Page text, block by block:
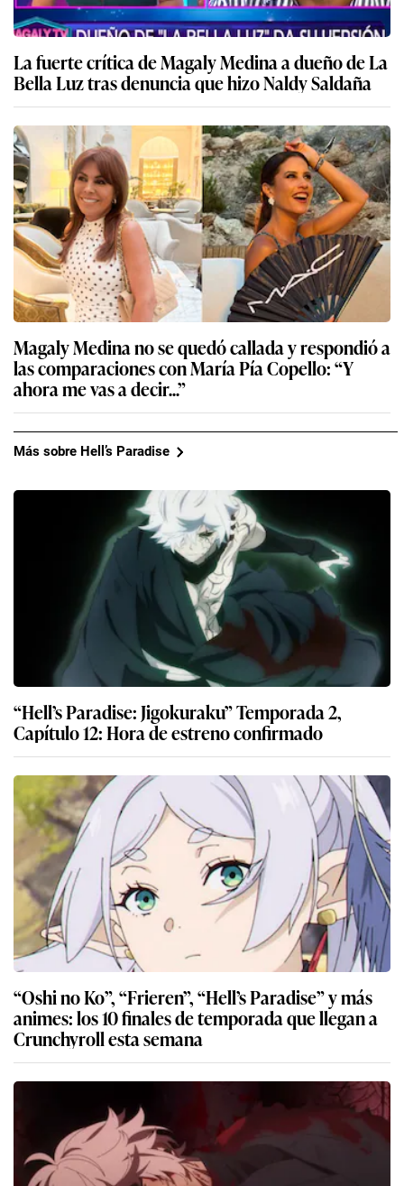
La fuerte crítica de Magaly Medina a dueño de La
Bella Luz tras denuncia que hizo Naldy Saldaña
Magaly Medina no se quedó callada y respondió a
las comparaciones con María Pía Copello: “Y
ahora me vas a decir...”
Más sobre Hell’s Paradise
“Hell’s Paradise: Jigokuraku” Temporada 2,
Capítulo 12: Hora de estreno confirmado
“Oshi no Ko”, “Frieren”, “Hell’s Paradise” y más
animes: los 10 finales de temporada que llegan a
Crunchyroll esta semana